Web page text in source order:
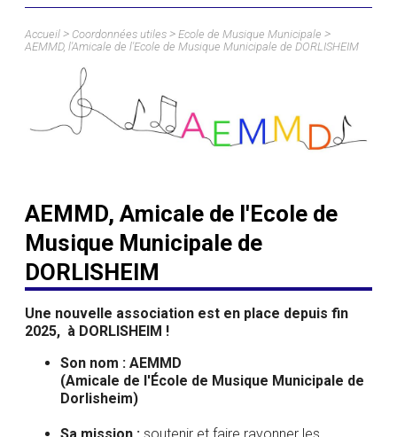
Accueil > Coordonnées utiles >Ecole de Musique Municipale >
AEMMD, l'Amicale de l'Ecole de Musique Municipale de DORLISHEIM
AEMMD, Amicale de l'Ecole de
Musique Municipale de
DORLISHEIM
Une nouvelle association est en place depuis fin
2025, à DORLISHEIM !
Son nom : AEMMD
(Amicale de l'École de Musique Municipale de
Dorlisheim)